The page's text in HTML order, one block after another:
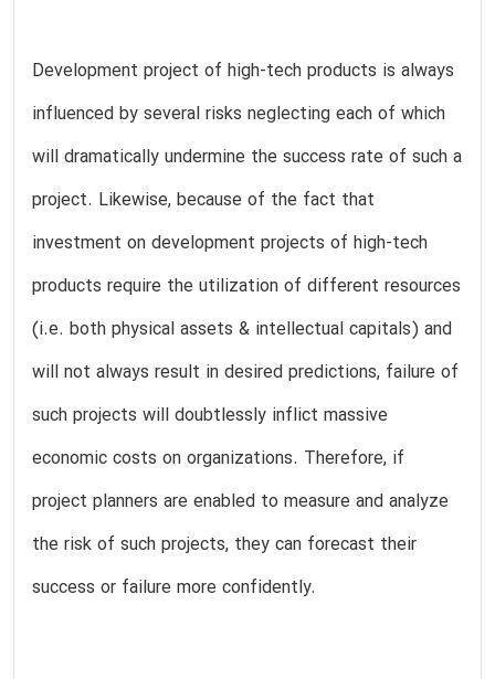
Development project of high-tech products is always
influenced by several risks neglecting each of which
will dramatically undermine the success rate of such a
project. Likewise, because of the fact that
investment on development projects of high-tech
products require the utilization of different resources
(i.e. both physical assets & intellectual capitals) and
will not always result in desired predictions, failure of
such projects will doubtlessly inflict massive
economic costs on organizations. Therefore, if
project planners are enabled to measure and analyze
the risk of such projects, they can forecast their
success or failure more confidently.